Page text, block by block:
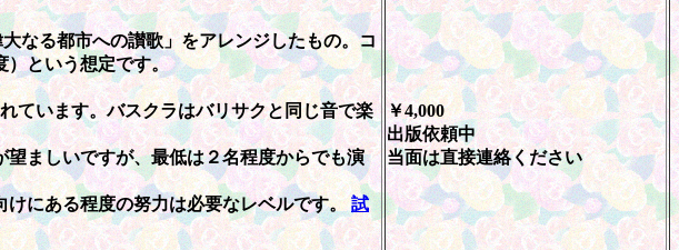
なる都市への讃歌」をアレンジしたもの。コ
）という想定です。
ています。バスクラはバリサクと同じ音で楽
ましいですが、最低は２名程度からでも演
にある程度の努力は必要なレベルです。試
￥4,000
出版依頼中
当面は直接連絡ください